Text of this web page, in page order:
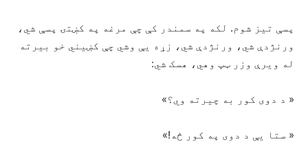
پسې تیز شوم. لکه په سمندر کې چې مرغه په کښتۍ پسې شي،
ورنژدې شي، ورنژدې شي، زړه یې وشي چې کښیني خو بیرته
له ویرې وزر ټپ وهي، هسک شي:
« د دوی کور به چیرته وي؟»
« ستا یې د دوی په کور څه!»